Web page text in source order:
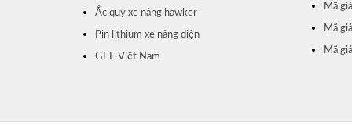
Ắc quy xe nâng hawker
Pin lithium xe nâng điện
GEE Việt Nam
Mã
Mã
Mã